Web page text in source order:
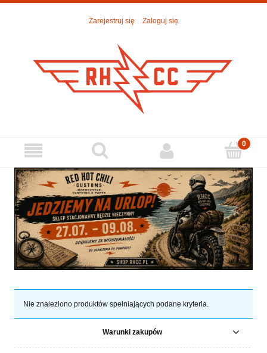
Zarejestruj się Zaloguj się
Nie znaleziono produktów spełniających podane kryteria.
Warunki zakupów